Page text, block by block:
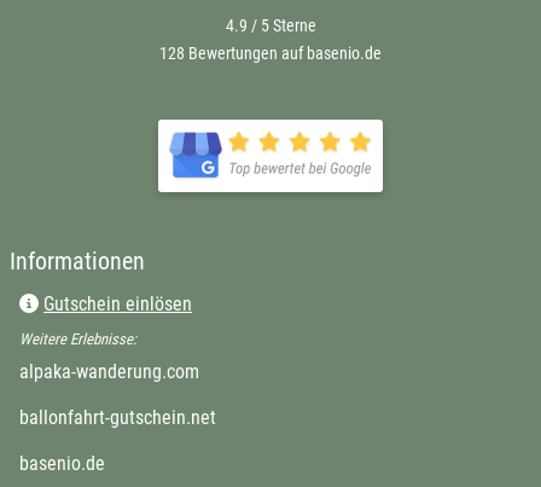
4.9 / 5Sterne
128 Bewertungen auf basenio.de
Informationen
Gutschein einlösen
Weitere Erlebnisse:
alpaka-wanderung.com
ballonfahrt-gutschein.net
basenio.de